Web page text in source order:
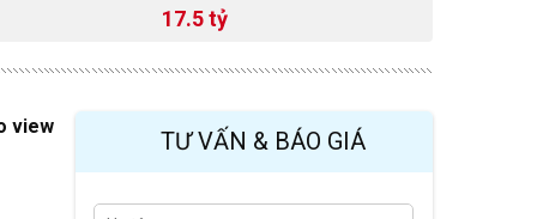
17.5 tỷ
view
TƯ VẤN & BÁO GIÁ
H